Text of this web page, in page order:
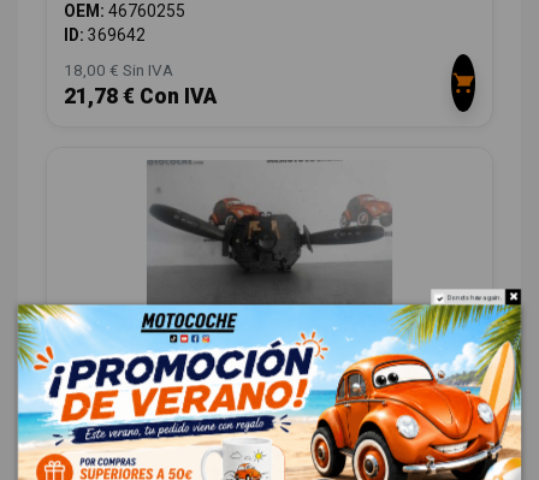
OEM: 46760255
ID: 369642
18,00 € Sin IVA
21,78 € Con IVA
MANDO MULTIFUNCION REF
FIAT PUNTO BERLINA (188) 1.2 8V
OEM:REF
ID:369894
Do not show again.